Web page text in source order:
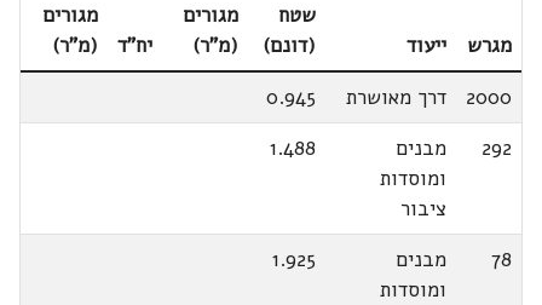
מגרש ייעוד
שטח
(דונם)
מגורים
(מ"ר)
יח"ד
מגורים
(מ"ר)
2000
דרך מאושרת
0.945
292
מבנים
ומוסדות
ציבור
1.488
78
מבנים
ומוסדות
1.925